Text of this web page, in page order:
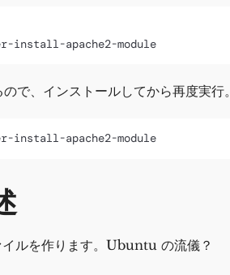
で、インストールしてから再度実行。
ルを作ります。Ubuntu の流儀？